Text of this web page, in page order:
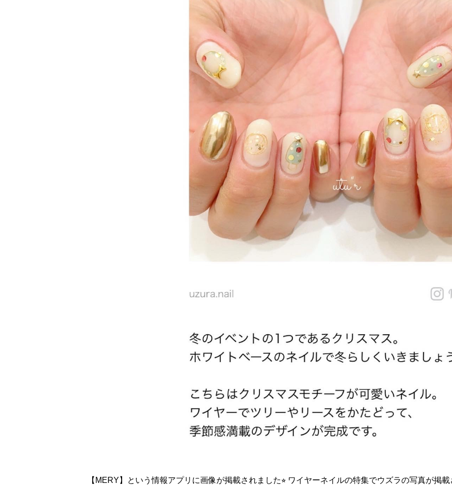
【MERY】という情報アプリに画像が掲載されました⭐︎ ワイヤーネイルの特集でウズラの写真が掲